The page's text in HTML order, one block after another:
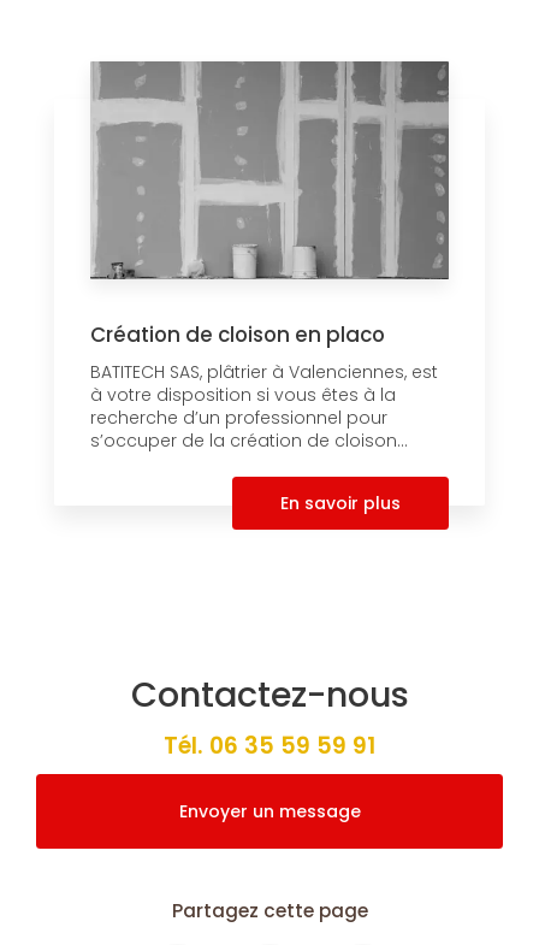
Création de cloison en placo
BATITECH SAS, plâtrier à Valenciennes, est
à votre disposition si vous êtes à la
recherche d’un professionnel pour
s’occuper de la création de cloison...
En savoir plus
Contactez-nous
Tél. 06 35 59 59 91
Envoyer un message
Partagez cette page